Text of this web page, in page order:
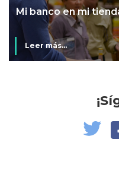
Mi banco en mi
Leer más...